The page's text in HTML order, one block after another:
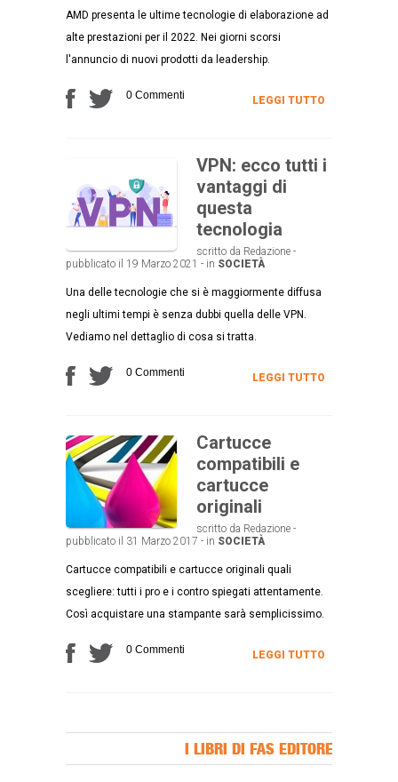
AMD presenta le ultime tecnologie di elaborazione ad
alte prestazioni per il 2022. Nei giorni scorsi
l'annuncio di nuovi prodotti da leadership.
0 Commenti LEGGI TUTTO
VPN: ecco tutti i
vantaggi di
questa
tecnologia
scritto da Redazione -
pubblicato il 19 Marzo 2021 - in SOCIETÀ
Una delle tecnologie che si è maggiormente diffusa
negli ultimi tempi è senza dubbi quella delle VPN.
Vediamo nel dettaglio di cosa si tratta.
0 Commenti LEGGI TUTTO
Cartucce
compatibili e
cartucce
originali
scritto da Redazione -
pubblicato il 31 Marzo 2017 - in SOCIETÀ
Cartucce compatibili e cartucce originali quali
scegliere: tutti i pro e i contro spiegati attentamente.
Così acquistare una stampante sarà semplicissimo.
0 Commenti LEGGI TUTTO
I LIBRI DI FAS EDITORE